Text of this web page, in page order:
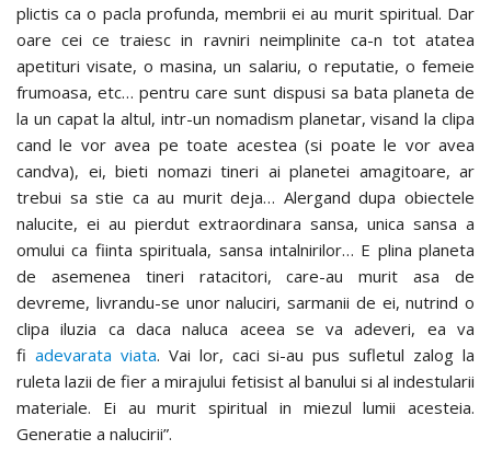
plictis ca o pacla profunda, membrii ei au murit spiritual. Dar
oare cei ce traiesc in ravniri neimplinite ca-n tot atatea
apetituri visate, o masina, un salariu, o reputatie, o femeie
frumoasa, etc… pentru care sunt dispusi sa bata planeta de
la un capat la altul, intr-un nomadism planetar, visand la clipa
cand le vor avea pe toate acestea (si poate le vor avea
candva), ei, bieti nomazi tineri ai planetei amagitoare, ar
trebui sa stie ca au murit deja… Alergand dupa obiectele
nalucite, ei au pierdut extraordinara sansa, unica sansa a
omului ca fiinta spirituala, sansa intalnirilor… E plina planeta
de asemenea tineri ratacitori, care-au murit asa de
devreme, livrandu-se unor naluciri, sarmanii de ei, nutrind o
clipa iluzia ca daca naluca aceea se va adeveri, ea va
fi adevarata viata. Vai lor, caci si-au pus sufletul zalog la
ruleta lazii de fier a mirajului fetisist al banului si al indestularii
materiale. Ei au murit spiritual in miezul lumii acesteia.
Generatie a nalucirii”.